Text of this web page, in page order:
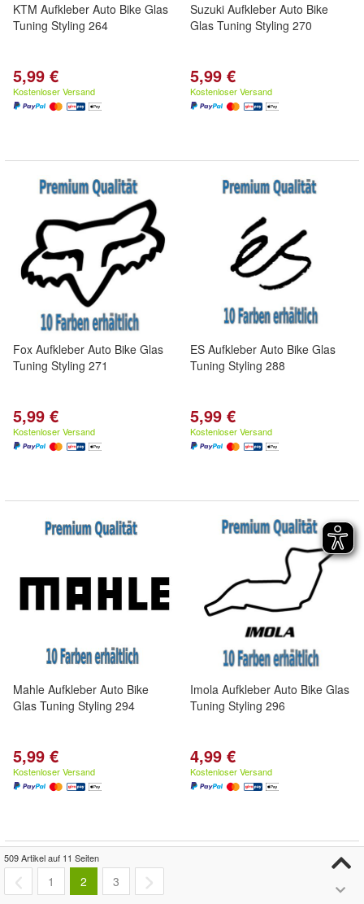
KTM Aufkleber Auto Bike Glas
Tuning Styling 264
5,99 €
Kostenloser Versand
Suzuki Aufkleber Auto Bike
Glas Tuning Styling 270
5,99 €
Kostenloser Versand
Fox Aufkleber Auto Bike Glas
Tuning Styling 271
5,99 €
Kostenloser Versand
ES Aufkleber Auto Bike Glas
Tuning Styling 288
5,99 €
Kostenloser Versand
Mahle Aufkleber Auto Bike
Glas Tuning Styling 294
5,99 €
Kostenloser Versand
Imola Aufkleber Auto Bike Glas
Tuning Styling 296
4,99 €
Kostenloser Versand
509 Artikel auf 11 Seiten
1 2 3